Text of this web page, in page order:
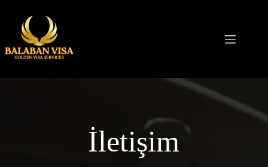
content
İletişim